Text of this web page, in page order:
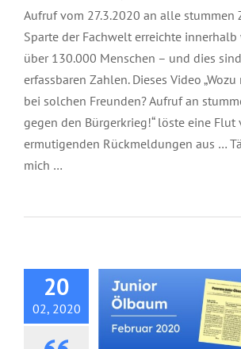
Aufruf vom 27.3.2020 an alle stummen
Sparte der Fachwelt erreichte innerhalb
über 130.000 Menschen – und dies
erfassbaren Zahlen. Dieses Video
bei solchen Freunden? Aufruf an
gegen den Bürgerkrieg!“ löste eine Flut
ermutigenden Rückmeldungen aus …
mich …
20
02, 2020
Junior Ölbaum,